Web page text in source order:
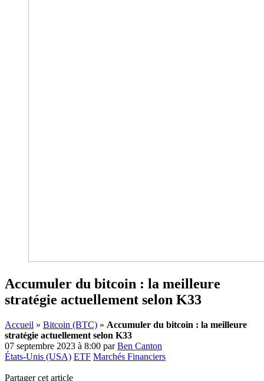
Accumuler du bitcoin : la meilleure
stratégie actuellement selon K33
Accueil » Bitcoin (BTC) » Accumuler du bitcoin : la meilleure
stratégie actuellement selon K33
07 septembre 2023 à 8:00 parBen Canton
États-Unis (USA) ETF Marchés Financiers
Partager cet article